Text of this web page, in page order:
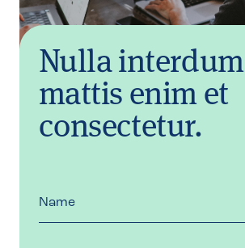
Nulla interdum
mattis enim et
consectetur.